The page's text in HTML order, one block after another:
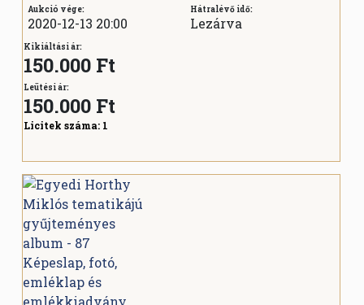
Aukció vége:
2020-12-13 20:00
Hátralévő idő:
Lezárva
Kikiáltási ár:
150.000 Ft
Leütési ár:
150.000 Ft
Licitek száma: 1